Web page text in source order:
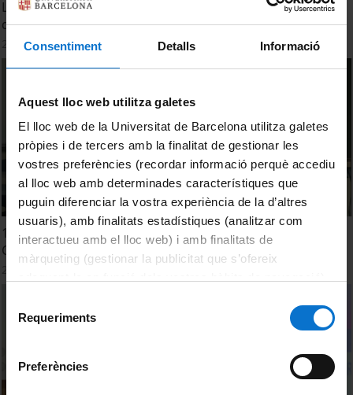
Consentiment Detalls Informació
Aquest lloc web utilitza galetes
El lloc web de la Universitat de Barcelona utilitza galetes
pròpies i de tercers amb la finalitat de gestionar les
vostres preferències (recordar informació perquè accediu
al lloc web amb determinades característiques que
puguin diferenciar la vostra experiència de la d’altres
usuaris), amb finalitats estadístiques (analitzar com
interactueu amb el lloc web) i amb finalitats de
màrqueting (gestionar la publicitat que s’ofereix
consultar laPolítica de galetes del lloc web de la
Requeriments
Preferències
La mona de Pasqua arqueòloga: nova edició del projecte
de divulgació Mones de Ciència
25 March, 2025
10th International Symposium on Knappable Materials.
Closing ceremony
26 October, 2015